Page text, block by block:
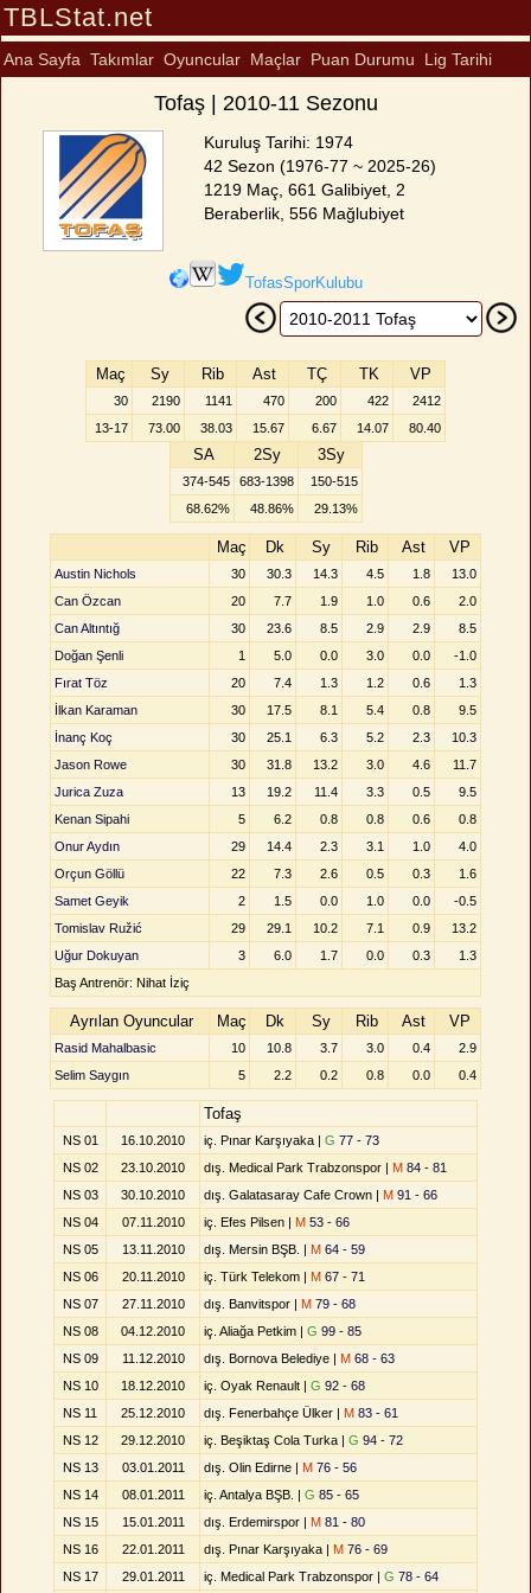
TBLStat.net
Ana Sayfa Takımlar Oyuncular Maçlar Puan Durumu Lig Tarihi
Tofaş | 2010-11 Sezonu
Kuruluş Tarihi: 1974
42 Sezon (1976-77 ~ 2025-26)
1219 Maç, 661 Galibiyet, 2
Beraberlik, 556 Mağlubiyet
TofasSporKulubu
Maç Sy Rib Ast TÇ TK VP
30 2190 1141 470 200 422
2412
13-17
73.00 38.03 15.67 6.67 14.07 80.40
SA 2Sy 3Sy
374-545 683-1398
150-515
68.62%
48.86% 29.13%
Maç Dk Sy Rib Ast VP
Austin Nichols 30 30.3 14.3 4.5 1.8
13.0
Can Özcan
20 7.7 1.9 1.0 0.6
2.0
Can Altıntığ
30 23.6 8.5 2.9 2.9
8.5
Doğan Şenli
1 5.0 0.0 3.0 0.0
-1.0
Fırat Töz
20 7.4 1.3 1.2 0.6
1.3
İlkan Karaman
30 17.5 8.1 5.4 0.8
9.5
İnanç Koç
30 25.1 6.3 5.2 2.3
10.3
Jason Rowe
30 31.8 13.2 3.0 4.6
11.7
Jurica Zuza
13 19.2 11.4 3.3 0.5
9.5
Kenan Sipahi
5 6.2 0.8 0.8 0.6
0.8
Onur Aydın
29 14.4 2.3 3.1 1.0
4.0
Orçun Göllü
22 7.3 2.6 0.5 0.3
1.6
Samet Geyik
2 1.5 0.0 1.0 0.0
-0.5
Tomislav Ružić
29 29.1 10.2 7.1 0.9
13.2
Uğur Dokuyan
3 6.0 1.7 0.0 0.3
1.3
Baş Antrenör: Nihat İziç
Ayrılan Oyuncular Maç Dk Sy Rib Ast VP
Rasid Mahalbasic 10 10.8 3.7 3.0 0.4
2.9
Selim Saygın
5 2.2 0.2 0.8 0.0 0.4
Tofaş
NS 01 16.10.2010 iç. Pınar Karşıyaka | G 77 - 73
NS 02
23.10.2010 dış. Medical Park Trabzonspor | M 84 - 81
NS 03
30.10.2010 dış. Galatasaray Cafe Crown | M 91 - 66
NS 04
07.11.2010 iç. Efes Pilsen | M 53 - 66
NS 05
13.11.2010 dış. Mersin BŞB. | M 64 - 59
NS 06
20.11.2010 iç. Türk Telekom | M 67 - 71
NS 07
27.11.2010 dış. Banvitspor | M 79 - 68
NS 08
04.12.2010 iç. Aliağa Petkim | G 99 - 85
NS 09
11.12.2010 dış. Bornova Belediye | M 68 - 63
NS 10
18.12.2010 iç. Oyak Renault | G 92 - 68
NS 11
25.12.2010 dış. Fenerbahçe Ülker | M 83 - 61
NS 12
29.12.2010 iç. Beşiktaş Cola Turka | G 94 - 72
NS 13
03.01.2011 dış. Olin Edirne | M 76 - 56
NS 14
08.01.2011 iç. Antalya BŞB. | G 85 - 65
NS 15
15.01.2011 dış. Erdemirspor | M 81 - 80
NS 16
22.01.2011 dış. Pınar Karşıyaka | M 76 - 69
NS 17
29.01.2011 iç. Medical Park Trabzonspor | G 78 - 64